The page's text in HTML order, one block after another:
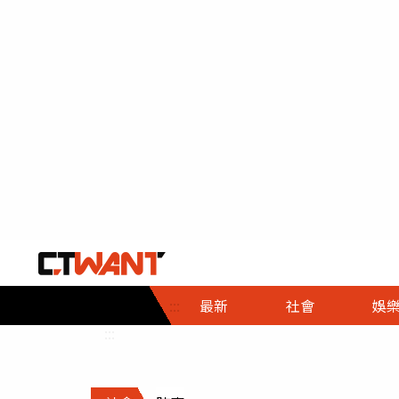
::: 最新 社會
社會首頁
時事
調查
娛樂
娛樂首頁
即時
財經首頁
熱線
政